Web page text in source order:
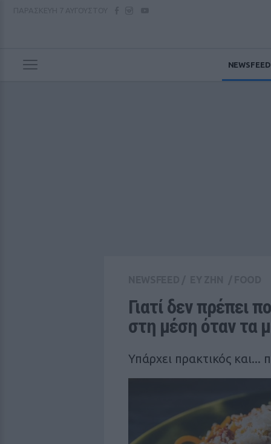
NEWSFEED
Γιατί δεν πρέπει
στη μέση όταν τα
Υπάρχει πρακτικός και...